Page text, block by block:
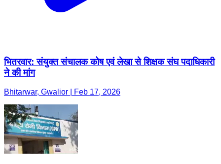
भितरवार: संयुक्त संचालक कोष एवं लेखा से शिक्षक संघ पदाधिकारी
ने की मांग
Bhitarwar, Gwalior | Feb 17, 2026